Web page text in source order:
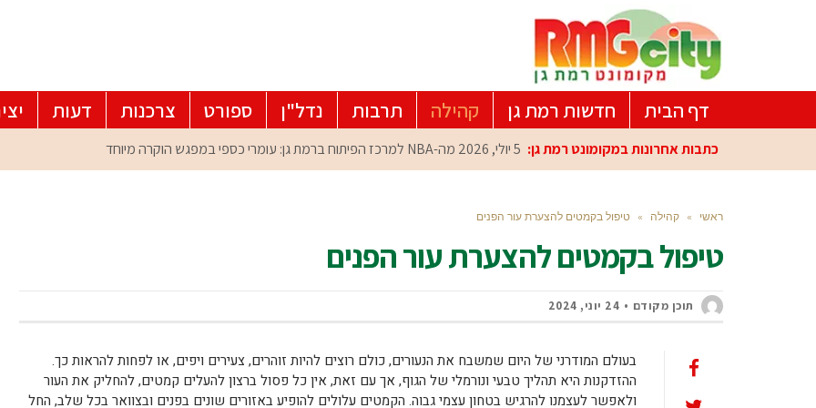
דף הבית חדשות רמת גן קהילה תרבות נדל"ן ספורט צרכנות דעות
כתבות אחרונות במקומונט רמת גן: 5 יולי, 2026 מה-NBA למרכז הפיתוח ברמת גן: עומרי כספי במפגש הוקרה מיוחד
ראשי » קהילה » טיפול בקמטים להצערת עור הפנים
טיפול בקמטים להצערת עור הפנים
תוכן מקודם 24 יוני, 2024
בעולם המודרני של היום שמשבח את הנעורים, כולם רוצים להיות זוהרים, צעירים ויפים, או לפחות להראות כך.
ההזדקנות היא תהליך טבעי ונורמלי של הגוף, אך עם זאת, אין כל פסול ברצון להעלים קמטים, להחליק את העור
ולאפשר לעצמנו להרגיש בטחון עצמי גבוה. הקמטים עלולים להופיע באזורים שונים בפנים ובצוואר בכל שלב, החל